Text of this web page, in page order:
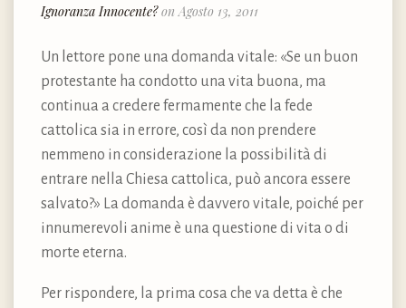
Ignoranza Innocente?on Agosto 13, 2011
Un lettore pone una domanda vitale: «Se un buon
protestante ha condotto una vita buona, ma
continua a credere fermamente che la fede
cattolica sia in errore, così da non prendere
nemmeno in considerazione la possibilità di
entrare nella Chiesa cattolica, può ancora essere
salvato?» La domanda è davvero vitale, poiché per
innumerevoli anime è una questione di vita o di
morte eterna.
Per rispondere, la prima cosa che va detta è che